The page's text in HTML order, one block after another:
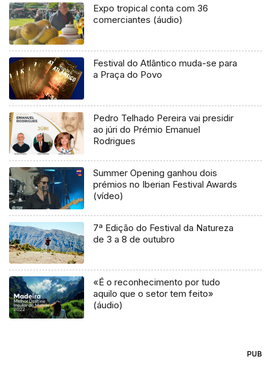
Expo tropical conta com 36
comerciantes (áudio)
Festival do Atlântico muda-se para
a Praça do Povo
Pedro Telhado Pereira vai presidir
ao júri do Prémio Emanuel
Rodrigues
Summer Opening ganhou dois
prémios no Iberian Festival Awards
(vídeo)
7ª Edição do Festival da Natureza
de 3 a 8 de outubro
«É o reconhecimento por tudo
aquilo que o setor tem feito»
(áudio)
PUB